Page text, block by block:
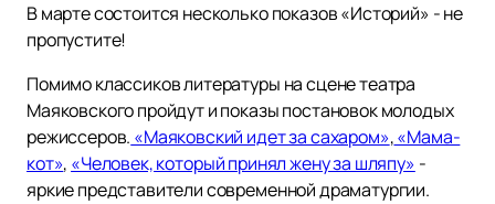
В марте состоится несколько показов «Историй» - не
пропустите!
Помимо классиков литературы на сцене театра
Маяковского пройдут и показы постановок молодых
режиссеров. «Маяковский идет за сахаром»,«Мама-
кот», «Человек, который принял жену за шляпу» -
яркие представители современной драматургии.